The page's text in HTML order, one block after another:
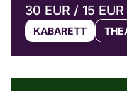
30 EUR / 15 EUR
KABARETT